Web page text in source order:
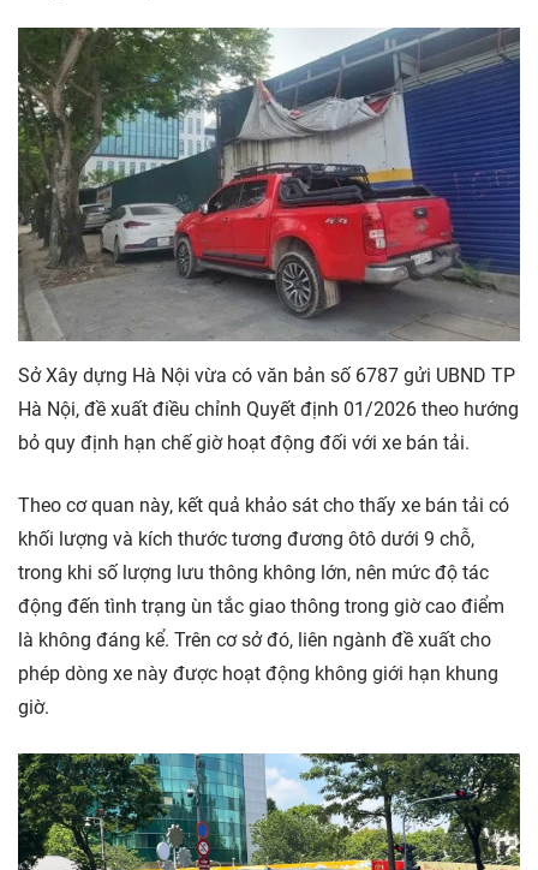
Sở Xây dựng Hà Nội vừa có văn bản số 6787 gửi UBND TP
Hà Nội, đề xuất điều chỉnh Quyết định 01/2026 theo hướng
bỏ quy định hạn chế giờ hoạt động đối với xe bán tải.
Theo cơ quan này, kết quả khảo sát cho thấy xe bán tải có
khối lượng và kích thước tương đương ôtô dưới 9 chỗ,
trong khi số lượng lưu thông không lớn, nên mức độ tác
động đến tình trạng ùn tắc giao thông trong giờ cao điểm
là không đáng kể. Trên cơ sở đó, liên ngành đề xuất cho
phép dòng xe này được hoạt động không giới hạn khung
giờ.